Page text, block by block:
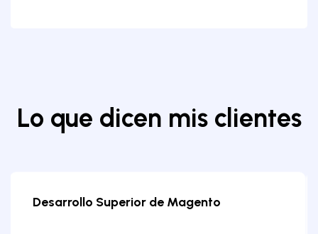
Lo que dicen mis clientes
Development
Soluciones de E-